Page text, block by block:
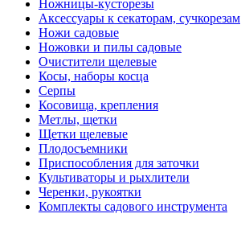
Ножницы-кусторезы
Аксессуары к секаторам, сучкорезам
Ножи садовые
Ножовки и пилы садовые
Очистители щелевые
Косы, наборы косца
Серпы
Косовища, крепления
Метлы, щетки
Щетки щелевые
Плодосъемники
Приспособления для заточки
Культиваторы и рыхлители
Черенки, рукоятки
Комплекты садового инструмента